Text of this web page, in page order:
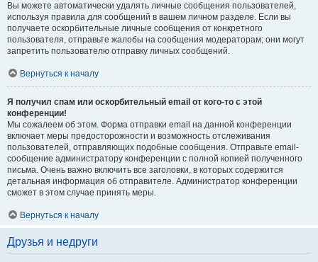
Вы можете автоматически удалять личные сообщения пользователей,
используя правила для сообщений в вашем личном разделе. Если вы
получаете оскорбительные личные сообщения от конкретного
пользователя, отправьте жалобы на сообщения модераторам; они могут
запретить пользователю отправку личных сообщений.
Вернуться к началу
Я получил спам или оскорбительный email от кого-то с этой
конференции!
Мы сожалеем об этом. Форма отправки email на данной конференции
включает меры предосторожности и возможность отслеживания
пользователей, отправляющих подобные сообщения. Отправьте email-
сообщение администратору конференции с полной копией полученного
письма. Очень важно включить все заголовки, в которых содержится
детальная информация об отправителе. Администратор конференции
сможет в этом случае принять меры.
Вернуться к началу
Друзья и недруги